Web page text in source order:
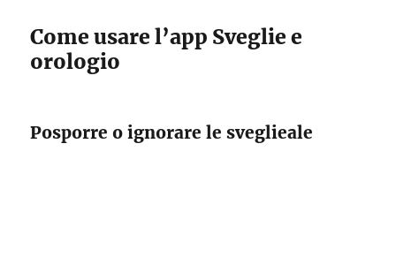
Come usare l’app Sveglie e
orologio
Posporre o ignorare le sveglieale